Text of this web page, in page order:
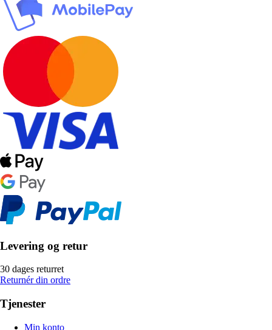
Levering og retur
30 dages returret
Returnér din ordre
Tjenester
Min konto